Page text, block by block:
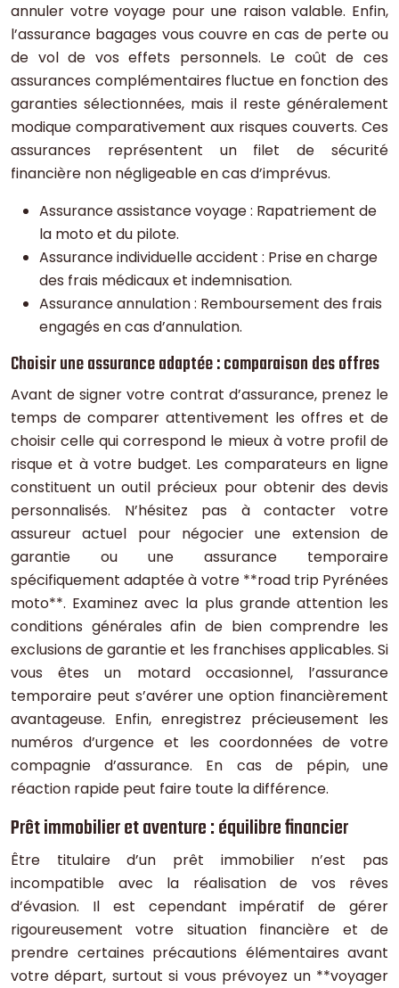
annuler votre voyage pour une raison valable. Enfin,
l’assurance bagages vous couvre en cas de perte ou
de vol de vos effets personnels. Le coût de ces
assurances complémentaires fluctue en fonction des
garanties sélectionnées, mais il reste généralement
modique comparativement aux risques couverts. Ces
assurances représentent un filet de sécurité
financière non négligeable en cas d’imprévus.
Assurance assistance voyage : Rapatriement de
la moto et du pilote.
Assurance individuelle accident : Prise en charge
des frais médicaux et indemnisation.
Assurance annulation : Remboursement des frais
engagés en cas d’annulation.
Choisir une assurance adaptée : comparaison des offres
Avant de signer votre contrat d’assurance, prenez le
temps de comparer attentivement les offres et de
choisir celle qui correspond le mieux à votre profil de
risque et à votre budget. Les comparateurs en ligne
constituent un outil précieux pour obtenir des devis
personnalisés. N’hésitez pas à contacter votre
assureur actuel pour négocier une extension de
garantie ou une assurance temporaire
spécifiquement adaptée à votre **road trip Pyrénées
moto**. Examinez avec la plus grande attention les
conditions générales afin de bien comprendre les
exclusions de garantie et les franchises applicables. Si
vous êtes un motard occasionnel, l’assurance
temporaire peut s’avérer une option financièrement
avantageuse. Enfin, enregistrez précieusement les
numéros d’urgence et les coordonnées de votre
compagnie d’assurance. En cas de pépin, une
réaction rapide peut faire toute la différence.
Prêt immobilier et aventure : équilibre financier
Être titulaire d’un prêt immobilier n’est pas
incompatible avec la réalisation de vos rêves
d’évasion. Il est cependant impératif de gérer
rigoureusement votre situation financière et de
prendre certaines précautions élémentaires avant
votre départ, surtout si vous prévoyez un **voyager